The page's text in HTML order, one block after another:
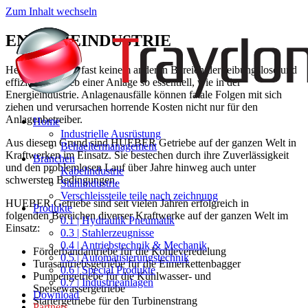
Zum Inhalt wechseln
Home
Industrielle Ausrüstung
Behaeltermanagement
Branchen
Kabelindustrie
Stahlindustrie
Verschleissteile teile nach zeichnung
Produkte
0.1 | Hydraulik Pneumatik
0.3 | Stahlerzeugnisse
0.4 | Antriebstechnik & Mechanik
0.5 | Automatisierungstechnik
0.6 | Special Produkte
0.7 | Industrieanlagen
Download
ENERGIEINDUSTRIE
Heutzutage ist in fast keinem anderen Bereich der reibungslose und
effiziente Betrieb einer Anlage so essentiell, wie in der
Energieindustrie. Anlagenausfälle können fatale Folgen mit sich
ziehen und verursachen horrende Kosten nicht nur für den
Anlagenbetreiber.
Aus diesem Grund sind HUEBER Getriebe auf der ganzen Welt in
Kraftwerken im Einsatz. Sie bestechen durch ihre Zuverlässigkeit
und den problemlosen Lauf über Jahre hinweg auch unter
schwersten Bedingungen.
HUEBER Getriebe sind seit vielen Jahren erfolgreich in
folgenden Bereichen diverser Kraftwerke auf der ganzen Welt im
Einsatz:
Förderbandantriebe für die Kohleveredelung
Turasantriebsgetriebe für die Eimerkettenbagger
Pumpengetriebe für die Kühlwasser- und
Speisewassergetriebe
Startergetriebe für den Turbinenstrang